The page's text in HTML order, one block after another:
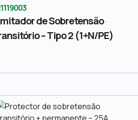
de Sobretensão
– Tipo 2 (1+N/PE)